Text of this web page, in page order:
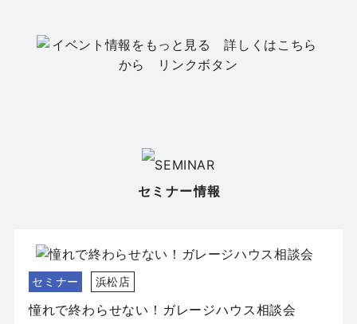
静岡店
静岡市葵区新伝馬セミナー情報
セミナー 浜松店
憧れで終わらせない！ガレージハウス相談会